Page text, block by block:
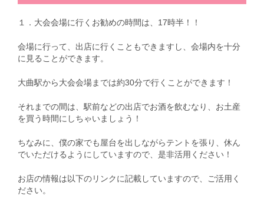
１．大会会場に行くお勧めの時間は、17時半！！
会場に行って、出店に行くこともできますし、会場内を十分
に見ることができます。
大曲駅から大会会場までは約30分で行くことができます！
それまでの間は、駅前などの出店でお酒を飲むなり、お土産
を買う時間にしちゃいましょう！
ちなみに、僕の家でも屋台を出しながらテントを張り、休ん
でいただけるようにしていますので、是非活用ください！
お店の情報は以下のリンクに記載していますので、ご活用く
ださい。